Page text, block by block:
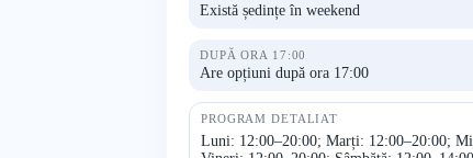
Există ședințe în weekend
DUPĂ ORA 17:00
Are opțiuni după ora 17:00
PROGRAM DETALIAT
Luni: 12:00–20:00; Marți: 12:00–20:00;